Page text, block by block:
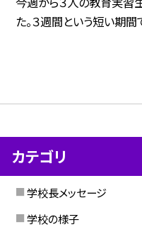
た。３週間という短い期間
カテゴリ
学校長メッセージ
学校の様子